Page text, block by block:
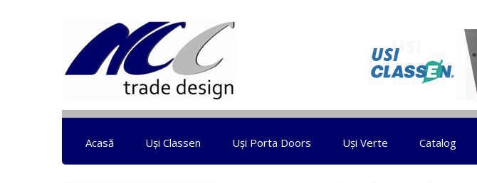
Acasă Uși Classen Uși Porta Doors Uși Verte Catalog